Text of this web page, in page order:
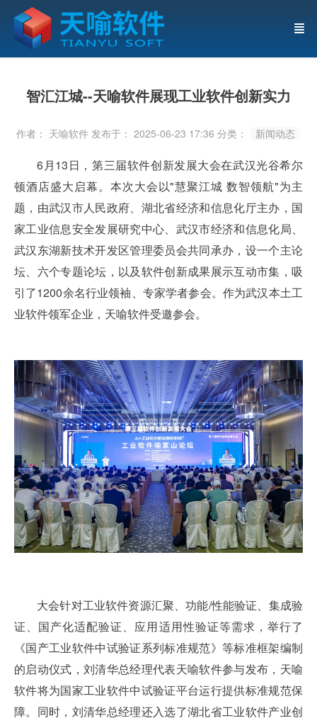
智汇江城--天喻软件展现工业软件创新实力
作者： 天喻软件 发布于： 2025-06-23 17:36 分类： 新闻动态
6月13日，第三届软件创新发展大会在武汉光谷希尔
顿酒店盛大启幕。本次大会以"慧聚江城 数智领航"为主
题，由武汉市人民政府、湖北省经济和信息化厅主办，国
家工业信息安全发展研究中心、武汉市经济和信息化局、
武汉东湖新技术开发区管理委员会共同承办，设一个主论
坛、六个专题论坛，以及软件创新成果展示互动市集，吸
引了1200余名行业领袖、专家学者参会。作为武汉本土工
业软件领军企业，天喻软件受邀参会。
大会针对工业软件资源汇聚、功能/性能验证、集成验
证、国产化适配验证、应用适用性验证等需求，举行了
《国产工业软件中试验证系列标准规范》等标准框架编制
的启动仪式，刘清华总经理代表天喻软件参与发布，天喻
软件将为国家工业软件中试验证平台运行提供标准规范保
障。同时，刘清华总经理还入选了湖北省工业软件产业创